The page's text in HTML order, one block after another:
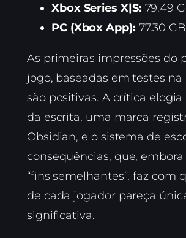
Xbox Series X|S: 79.49
PC (Xbox App): 77.30 GB
As primeiras impressões do
jogo, baseadas em testes na
são positivas. A crítica
da escrita, uma marca
Obsidian, e o sistema de
consequências, que, embora
“fins semelhantes”, faz com
de cada jogador pareça
significativa.